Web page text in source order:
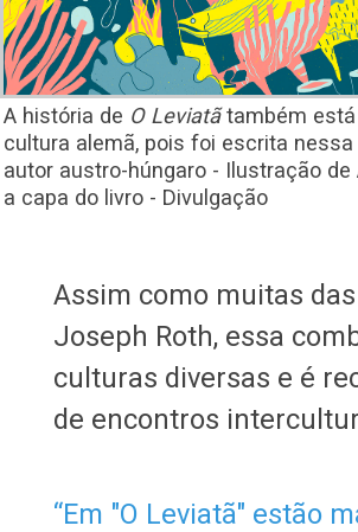
A história de O Leviatãtambém
cultura alemã, pois foi escrita nessa
autor austro-húngaro - Ilustração de
a capa do livro - Divulgação
​​​​​​​​​​​​​​​​​​​​​Assim como muitas
Joseph Roth, essa
culturas diversas e é
de encontros
​​​​​​​“Em "O Leviatã" estão